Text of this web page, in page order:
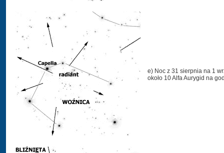
e) Noc z 31 sierpnia na 1
około 10 Alfa Aurygid na